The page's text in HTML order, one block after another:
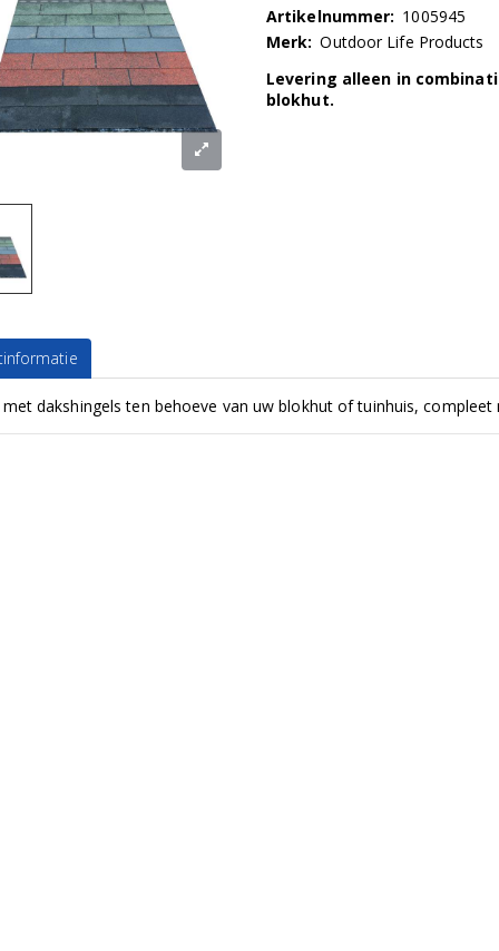
Artikelnummer: 1005945
Merk: Outdoor Life Products
Levering alleen in
blokhut.
dakshingels ten behoeve van uw blokhut of tuinhuis, compleet